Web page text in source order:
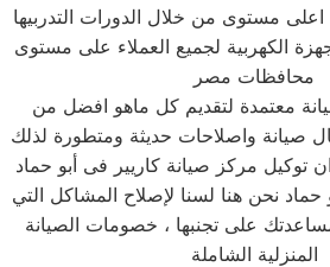
اعلى مستوى من خلال الدورات التدربيها
الكهربية لجميع العملاء على مستوى
محافظات مصر
معتمدة لتقديم كل ماهو افضل من
صيانة واصلاحات حديثة ومتطورة لذلك
توكيل مركز صيانة كاريير فى أبو حماد
حماد نحن هنا لسنا لإصلاح المشاكل التي
على تجنبها ، خصومات الصيانة
المنزلية الشاملة